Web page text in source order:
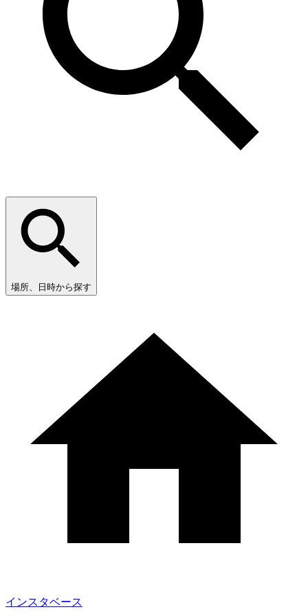
場所、日時から探す
インスタベース